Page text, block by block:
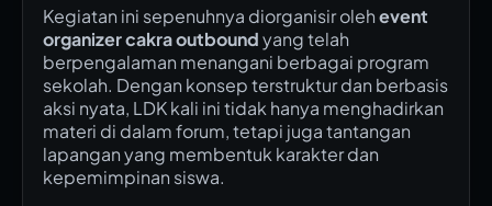
Kegiatan ini sepenuhnya diorganisir olehevent
organizer cakra outboundyang telah
berpengalaman menangani berbagai program
sekolah. Dengan konsep terstruktur dan berbasis
aksi nyata, LDK kali ini tidak hanya menghadirkan
materi di dalam forum, tetapi juga tantangan
lapangan yang membentuk karakter dan
kepemimpinan siswa.